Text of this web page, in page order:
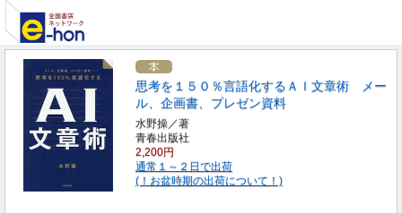
思考を１５０％言語化するＡＩ文章術 メー
ル、企画書、プレゼン資料
水野操／著
青春出版社
2,200円
通常１～２日で出荷
(！お盆時期の出荷について！)